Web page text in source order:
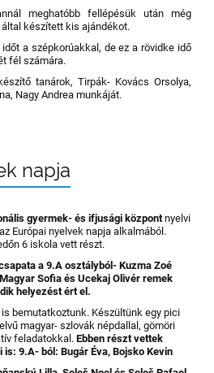
meghatóbb fellépésük után még
készített kis ajándékot.
a szépkorúakkal, de ez a rövidke idő
fél számára.
tanárok, Tirpák- Kovács Orsolya,
Nagy Andrea munkáját.
napja
gyermek- és ifjusági központnyelvi
Európai nyelvek napja alkalmából.
6 iskola vett részt.
a 9.A osztályból- Kuzma Zoé
Sofia és Ucekaj Olivér remek
helyezést ért el.
bemutatkoztunk. Készültünk egy pici
magyar- szlovák népdallal, gömöri
feladatokkal. Ebben részt vettek
9.A- ból: Bugár Éva, Bojsko Kevin